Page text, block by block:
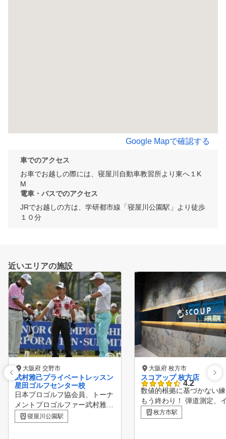
Google Mapで確認する
車でのアクセス
お車でお越しの際には、寝屋川自動車教習所より東へ１K
M
電車・バスでのアクセス
JRでお越しの方は、学研都市線「寝屋川公園駅」より徒歩
１０分
近いエリアの施設
大阪府 交野市
武村雅己プライベートレッスン
星田ゴルフセンター校
日本プロゴルフ協会員、トーナ
メントプロゴルファー武村雅己
によるプライベートレッスンで
す。当レッスンでは簡単な3つ
寝屋川公園駅
大阪府 枚方市
スコアップ 枚方店
4.2
数値的根拠に基づかない
もう終わり！ 弾道測定、
パクトチェック、スイン
で確実にあなたのゴルフ
枚方市駅